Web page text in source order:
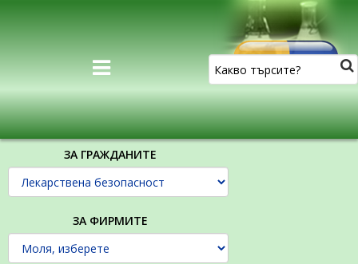
ЗА ГРАЖДАНИТЕ
ЗА ФИРМИТЕ